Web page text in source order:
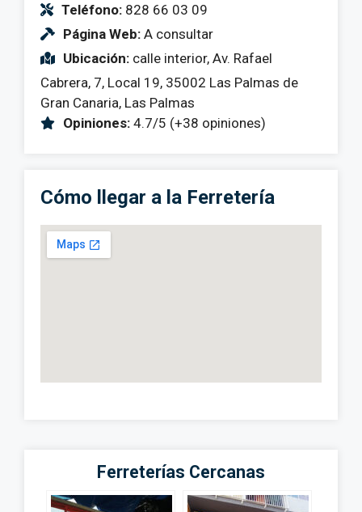
Teléfono: 828 66 03 09
Página Web: A consultar
Ubicación: calle interior, Av. Rafael
Cabrera, 7, Local 19, 35002 Las Palmas de
Gran Canaria, Las Palmas
Opiniones: 4.7/5 (+38 opiniones)
Cómo llegar a la Ferretería
Ferreterías Cercanas